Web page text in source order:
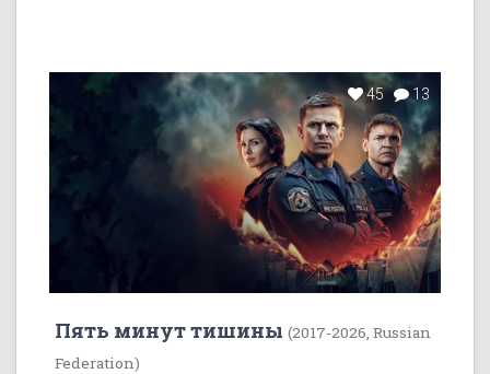
45 13
Пять минут тишины (2017-2026, Russian
Federation)